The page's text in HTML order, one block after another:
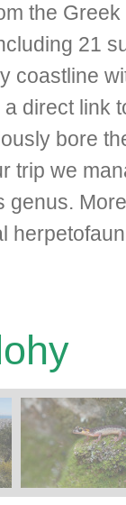
the Greek
21
coastline
direct link
bore
trip we
genus.